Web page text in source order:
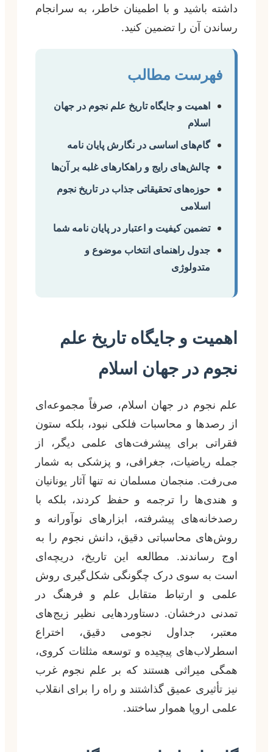
داشته باشید و با اطمینان خاطر، به سرانجام
رساندن آن را تضمین کنید.
فهرست مطالب
اهمیت و جایگاه تاریخ علم نجوم در جهان
اسلام
گام‌های اساسی در نگارش پایان نامه
چالش‌های رایج و راهکارهای غلبه بر آن‌ها
حوزه‌های تحقیقاتی جذاب در تاریخ نجوم
اسلامی
تضمین کیفیت و اعتبار در پایان نامه شما
جدول راهنمای انتخاب موضوع و
متدولوژی
اهمیت و جایگاه تاریخ علم
نجوم در جهان اسلام
علم نجوم در جهان اسلام، صرفاً مجموعه‌ای
از رصدها و محاسبات فلکی نبود، بلکه ستون
فقراتی برای پیشرفت‌های علمی دیگر، از
جمله ریاضیات، جغرافی، و پزشکی به شمار
می‌رفت. منجمان مسلمان نه تنها آثار یونانیان
و هندی‌ها را ترجمه و حفظ کردند، بلکه با
رصدخانه‌های پیشرفته، ابزارهای نوآورانه و
روش‌های محاسباتی دقیق، دانش نجوم را به
اوج رساندند. مطالعه این تاریخ، دریچه‌ای
است به سوی درک چگونگی شکل‌گیری روش
علمی و ارتباط متقابل علم و فرهنگ در
تمدنی درخشان. دستاوردهایی نظیر زیج‌های
معتبر، جداول نجومی دقیق، اختراع
اسطرلاب‌های پیچیده و توسعه مثلثات کروی،
همگی میراثی هستند که بر علم نجوم غرب
نیز تأثیری عمیق گذاشتند و راه را برای انقلاب
علمی اروپا هموار ساختند.